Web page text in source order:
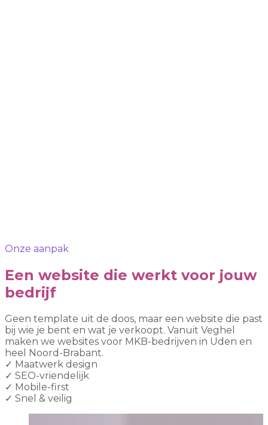
Onze aanpak
Een website die werkt voor jouw
bedrijf
Geen template uit de doos, maar een website die past
bij wie je bent en wat je verkoopt. Vanuit Veghel
maken we websites voor MKB-bedrijven in Uden en
heel Noord-Brabant.
✓ Maatwerk design
✓ SEO-vriendelijk
✓ Mobile-first
✓ Snel & veilig